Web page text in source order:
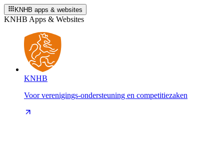
KNHB apps & websites
KNHB Apps & Websites
KNHB
Voor verenigings-ondersteuning en competitiezaken